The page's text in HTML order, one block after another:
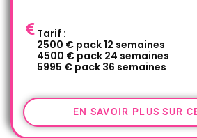
Tarif :
2500 € pack 12 semaines
4500 € pack 24 semaines
5995 € pack 36 semaines
EN SAVOIR PLUS SUR